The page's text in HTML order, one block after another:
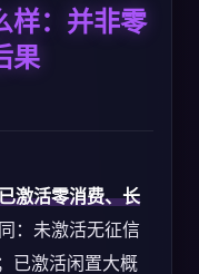
样：并非零
果
激活零消费、长
：未激活无征信
已激活闲置大概